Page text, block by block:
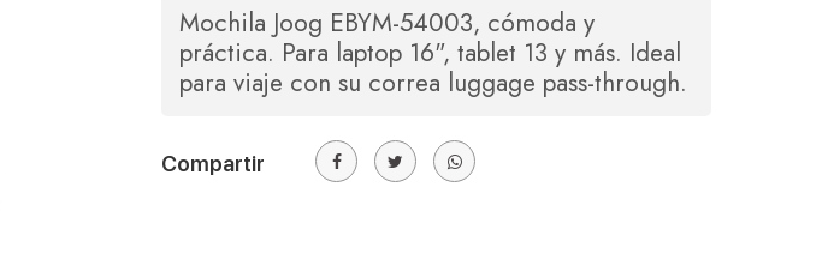
Mochila Joog EBYM-54003, cómoda y
práctica. Para laptop 16", tablet 13 y más. Ideal
para viaje con su correa luggage pass-through.
Compartir